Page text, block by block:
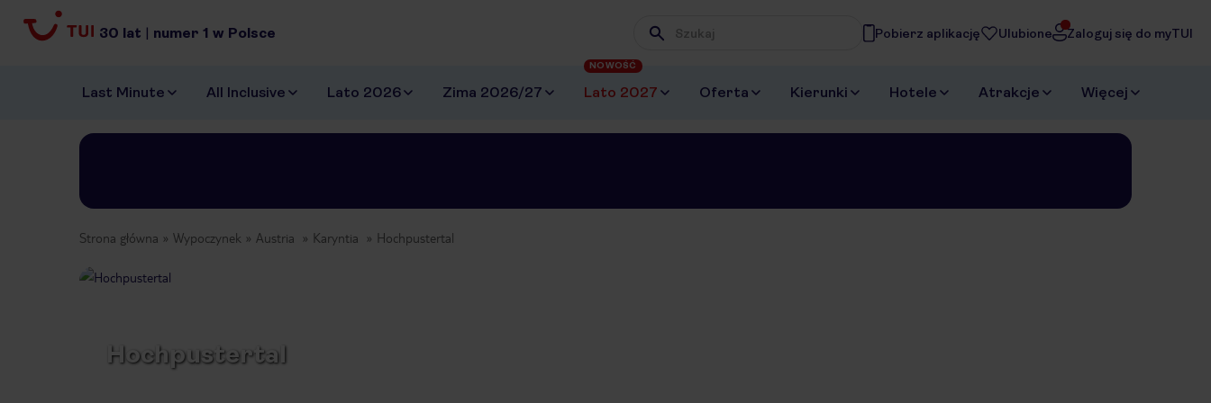
30 lat | numer 1 w Polsce Wpisz frazę, której szukasz
Pobierz aplikację Ulubione Zaloguj się do myTUI
Last Minute All Inclusive Lato 2026 Zima 2026/27 Lato 2027
NOWOŚĆ
Oferta Kierunki Hotele Atrakcje Więcej
Strona główna Wypoczynek Austria Karyntia Hochpustertal
Hochpustertal